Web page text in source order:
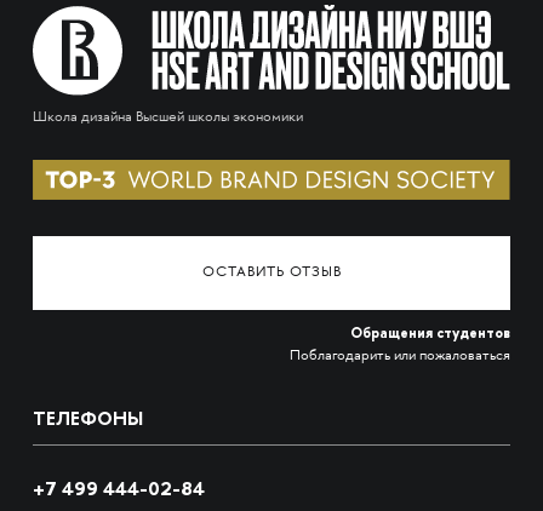
Школа дизайна Высшей школы экономики
ОСТАВИТЬ ОТЗЫВ
Обращения студентов
Поблагодарить или пожаловаться
ТЕЛЕФОНЫ
+7 499 444-02-84